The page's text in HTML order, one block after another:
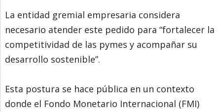
La entidad gremial empresaria considera
necesario atender este pedido para “fortalecer la
competitividad de las pymes y acompañar su
desarrollo sostenible”.
Esta postura se hace pública en un contexto
donde el Fondo Monetario Internacional (FMI)